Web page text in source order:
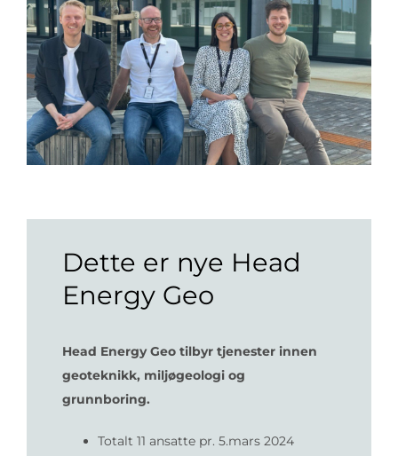
Dette er nye Head
Energy Geo
Head Energy Geo tilbyr tjenester innen
geoteknikk, miljøgeologi og
grunnboring.
Totalt 11 ansatte pr. 5.mars 2024